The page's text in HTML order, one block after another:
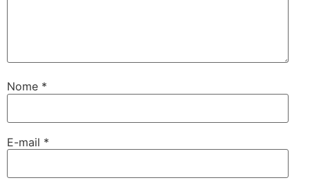
Nome *
E-mail *